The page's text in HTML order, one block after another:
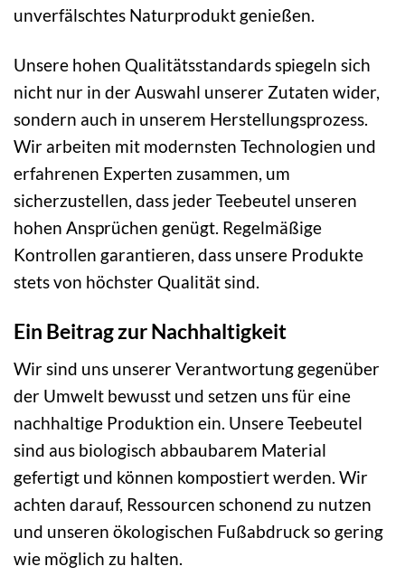
unverfälschtes Naturprodukt genießen.
Unsere hohen Qualitätsstandards spiegeln sich
nicht nur in der Auswahl unserer Zutaten wider,
sondern auch in unserem Herstellungsprozess.
Wir arbeiten mit modernsten Technologien und
erfahrenen Experten zusammen, um
sicherzustellen, dass jeder Teebeutel unseren
hohen Ansprüchen genügt. Regelmäßige
Kontrollen garantieren, dass unsere Produkte
stets von höchster Qualität sind.
Ein Beitrag zur Nachhaltigkeit
Wir sind uns unserer Verantwortung gegenüber
der Umwelt bewusst und setzen uns für eine
nachhaltige Produktion ein. Unsere Teebeutel
sind aus biologisch abbaubarem Material
gefertigt und können kompostiert werden. Wir
achten darauf, Ressourcen schonend zu nutzen
und unseren ökologischen Fußabdruck so gering
wie möglich zu halten.